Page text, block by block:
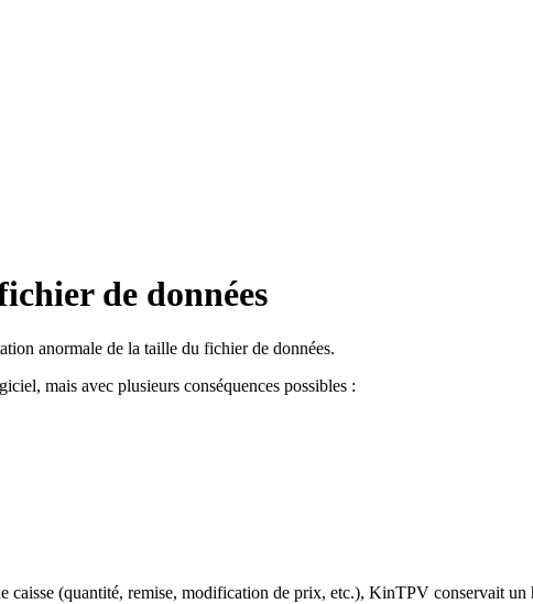
de données
anormale de la taille du fichier de données.
mais avec plusieurs conséquences possibles :
caisse (quantité, remise, modification de prix, etc.), KinTPV conservait